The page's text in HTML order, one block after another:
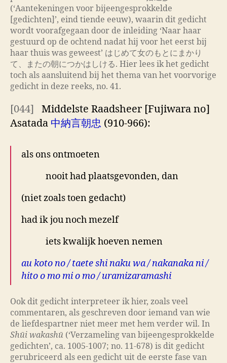
(‘Aantekeningen voor bijeengesprokkelde
[gedichten]’, eind tiende eeuw), waarin dit gedicht
wordt voorafgegaan door de inleiding ‘Naar haar
gestuurd op de ochtend nadat hij voor het eerst bij
haar thuis was geweest’ はじめて女のもとにまかり
て、またの朝につかはしける. Hier lees ik het gedicht
toch als aansluitend bij het thema van het voorvorige
gedicht in deze reeks, no. 41.
[044] Middelste Raadsheer [Fujiwara no]
Asatada 中納言朝忠 (910-966):
als ons ontmoeten
nooit had plaatsgevonden, dan
(niet zoals toen gedacht)
had ik jou noch mezelf
iets kwalijk hoeven nemen
au koto no / taete shi naku wa / nakanaka ni /
hito o mo mi o mo / uramizaramashi
Ook dit gedicht interpreteer ik hier, zoals veel
commentaren, als geschreven door iemand van wie
de liefdespartner niet meer met hem verder wil. In
Shūi wakashū (‘Verzameling van bijeengesprokkelde
gedichten’, ca. 1005-1007; no. 11-678) is dit gedicht
gerubriceerd als een gedicht uit de eerste fase van